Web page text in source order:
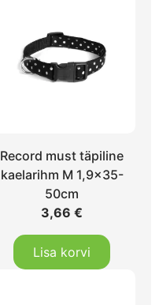
Record must täpiline
kaelarihm M 1,9×35-
50cm
3,66€
Lisa korvi